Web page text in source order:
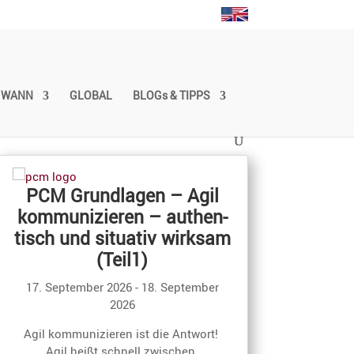
WANN GLOBAL BLOGs & TIPPS
PCM Grund­lagen – Agil
kommu­ni­zieren – authen­
tisch und situativ wirksam
(Teil1)
17. September 2026- 18. September
2026
Agil kommunizieren ist die Antwort!
Agil heißt schnell zwischen